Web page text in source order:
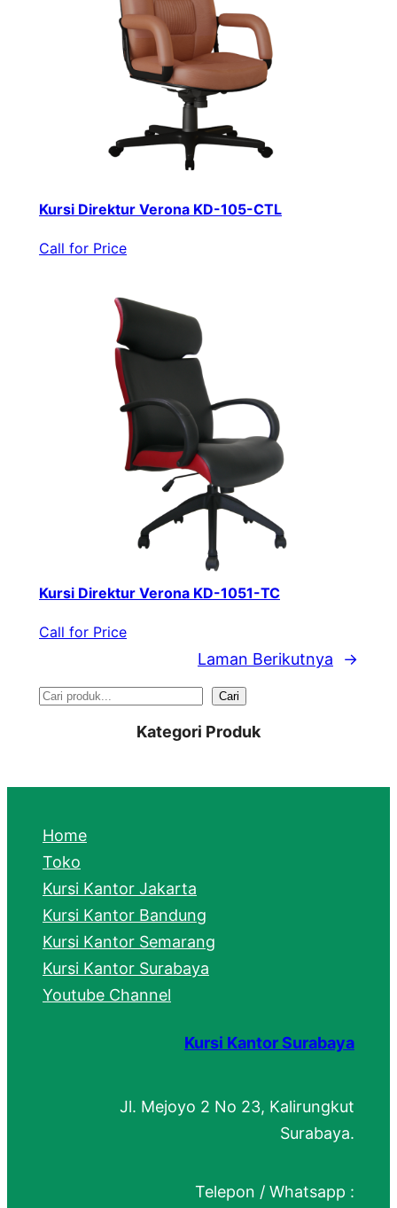
Kursi Direktur Verona KD-105-CTL
Call for Price
Kursi Direktur Verona KD-1051-TC
Call for Price
Laman Berikutnya →
S
r
h
Cari
Kategori Produk
Home
Toko
Kursi Kantor Jakarta
Kursi Kantor Bandung
Kursi Kantor Semarang
Kursi Kantor Surabaya
Youtube Channel
Kursi Kantor Surabaya
Jl. Mejoyo 2 No 23, Kalirungkut
Surabaya.
Telepon / Whatsapp :